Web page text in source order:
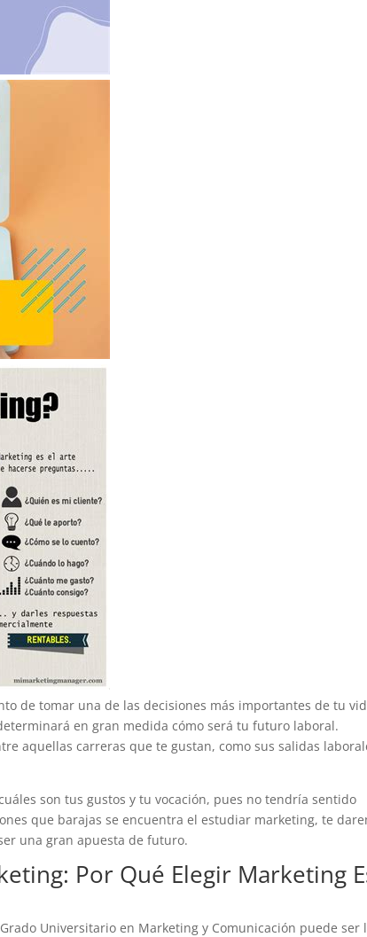
de tomar una de las decisiones más importantes de tu
en gran medida cómo será tu futuro laboral.
aquellas carreras que te gustan, como sus salidas
son tus gustos y tu vocación, pues no tendría sentido
que barajas se encuentra el estudiar marketing, te
una gran apuesta de futuro.
Por Qué Elegir Marketing
Universitario en Marketing y Comunicación puede ser